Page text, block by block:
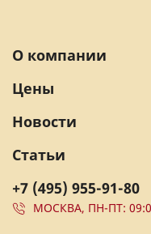
+7 (495) 955-91-80
МОСКВА, ПН-ПТ:
О компании
Цены
Новости
Статьи